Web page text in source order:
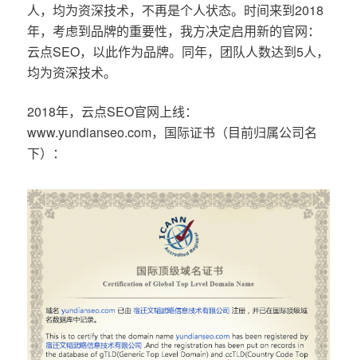
人，均为资深技术，不再是个人状态。时间来到2018
年，考虑到品牌的重要性，我方决定启用新的官网：
云点SEO，以此作为品牌。同年，团队人数达到5人，
均为资深技术。
2018年，云点SEO官网上线：
www.yundianseo.com，国际证书（目前归属公司名
下）：